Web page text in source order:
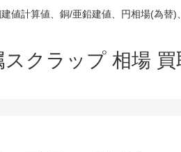
値計算値、銅/亜鉛建値、円相場(為替
スクラップ 相場 買